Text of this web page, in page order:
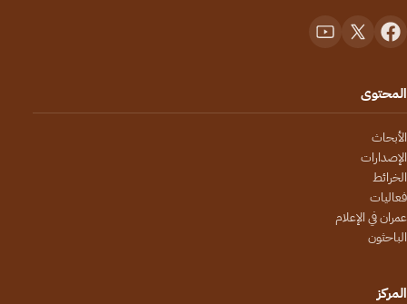
المحتوى
الأبحاث
الإصدارات
الخرائط
فعاليات
عمران في الإعلام
الباحثون
المركز